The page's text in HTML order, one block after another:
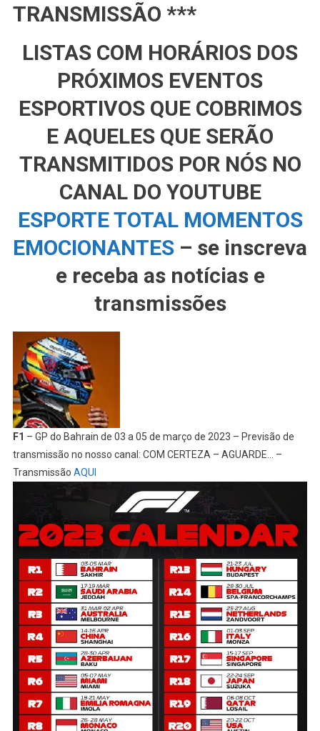
TRANSMISSÃO ***
LISTAS COM HORÁRIOS DOS
PRÓXIMOS EVENTOS
ESPORTIVOS QUE COBRIMOS
E AQUELES QUE SERÃO
TRANSMITIDOS POR NÓS NO
CANAL DO YOUTUBE
ESPORTE TOTAL MOMENTOS
EMOCIONANTES – se inscreva
e receba as notícias e
transmissões
F1 – GP do Bahrain de 03 a 05 de março de 2023 – Previsão de
transmissão no nosso canal: COM CERTEZA – AGUARDE… –
Transmissão AQUI